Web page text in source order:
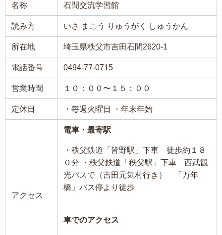
名称 石間交流学習館
読み方 いさ まこう りゅうがく しゅうかん
所在地 埼玉県秩父市吉田石間2620-1
電話番号 0494-77-0715
営業時間 １０：００〜１５：００
定休日 ・毎週火曜日 ・年末年始
アクセス
電車・最寄駅
・秩父鉄道「皆野駅」下車 徒歩約１８
０分 ・秩父鉄道「秩父駅」下車 西武観
光バスで（吉田元気村行き） 「万年
橋」バス停より徒歩
車でのアクセス